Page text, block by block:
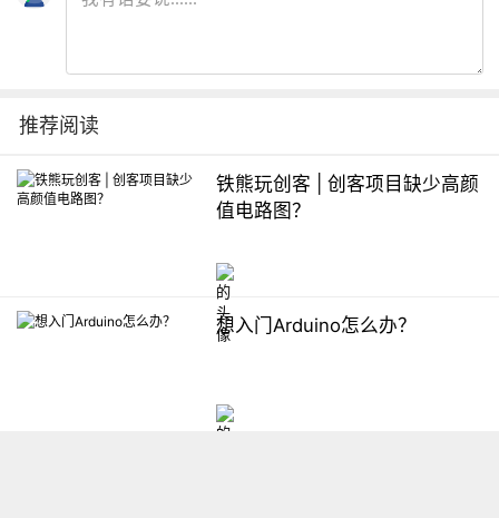
推荐阅读
铁熊玩创客 | 创客项目缺少高颜
值电路图？
想入门Arduino怎么办？